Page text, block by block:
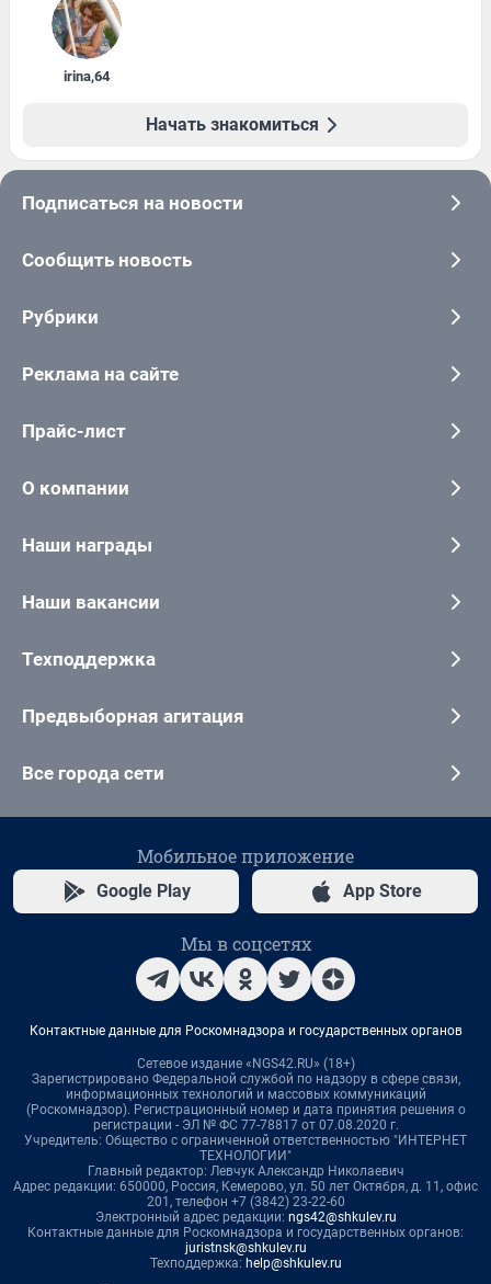
irina,64
Начать знакомиться
Подписаться на новости
Сообщить новость
Рубрики
Реклама на сайте
Прайс-лист
О компании
Наши награды
Наши вакансии
Техподдержка
Предвыборная агитация
Все города сети
Мобильное приложение
Google Play App Store
Мы в соцсетях
Контактные данные для Роскомнадзора и государственных органов
Сетевое издание «NGS42.RU» (18+)
Зарегистрировано Федеральной службой по надзору в сфере связи,
информационных технологий и массовых коммуникаций
(Роскомнадзор). Регистрационный номер и дата принятия решения о
регистрации - ЭЛ № ФС 77-78817 от 07.08.2020 г.
Учредитель: Общество с ограниченной ответственностью "ИНТЕРНЕТ
ТЕХНОЛОГИИ"
Главный редактор: Левчук Александр Николаевич
Адрес редакции: 650000, Россия, Кемерово, ул. 50 лет Октября, д. 11, офис
201, телефон +7 (3842) 23-22-60
Электронный адрес редакции: ngs42@shkulev.ru
Контактные данные для Роскомнадзора и государственных органов:
juristnsk@shkulev.ru
Техподдержка: help@shkulev.ru